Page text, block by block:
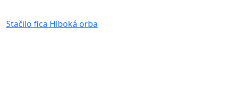
Stačilo fica Hlboká orba